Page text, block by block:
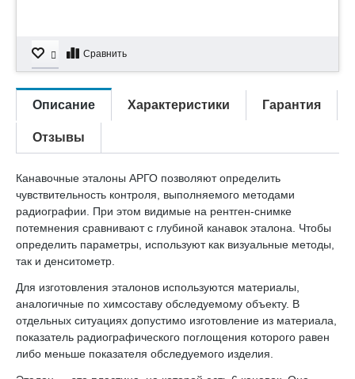
Сравнить
Описание Характеристики Гарантия
Отзывы
Канавочные эталоны АРГО позволяют определить
чувствительность контроля, выполняемого методами
радиографии. При этом видимые на рентген-снимке
потемнения сравнивают с глубиной канавок эталона. Чтобы
определить параметры, используют как визуальные методы,
так и денситометр.
Для изготовления эталонов используются материалы,
аналогичные по химсоставу обследуемому объекту. В
отдельных ситуациях допустимо изготовление из материала,
показатель радиографического поглощения которого равен
либо меньше показателя обследуемого изделия.